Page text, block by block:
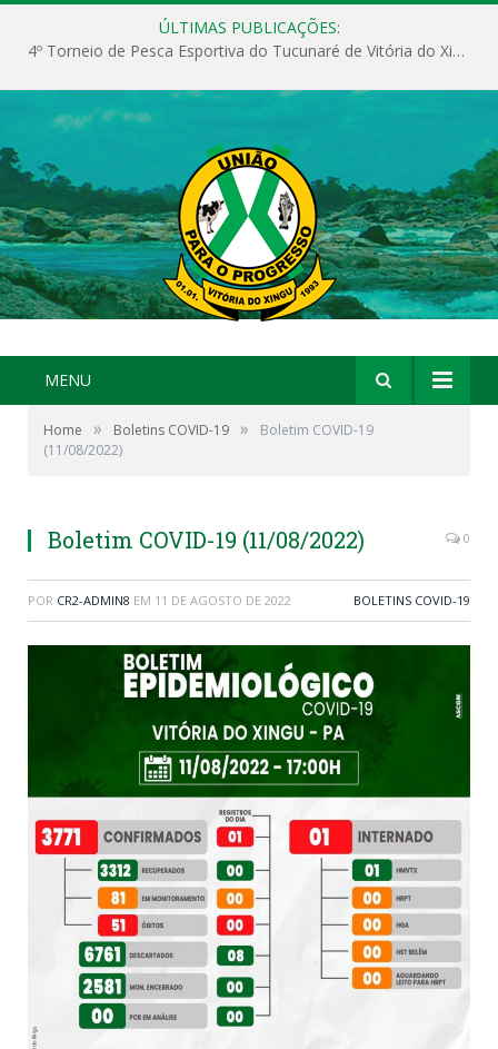
ÚLTIMAS PUBLICAÇÕES:
4º Torneio de Pesca Esportiva do Tucunaré de Vitória do Xingu
MENU
Home » Boletins COVID-19 »
Boletim COVID-19
(11/08/2022)
Boletim COVID-19 (11/08/2022) 0
POR CR2-ADMIN8 EM 11 DE AGOSTO DE 2022 BOLETINS COVID-19